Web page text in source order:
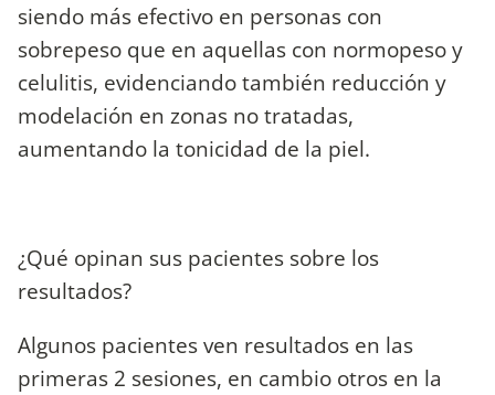
siendo más efectivo en personas con
sobrepeso que en aquellas con normopeso y
celulitis, evidenciando también reducción y
modelación en zonas no tratadas,
aumentando la tonicidad de la piel.
¿Qué opinan sus pacientes sobre los
resultados?
Algunos pacientes ven resultados en las
primeras 2 sesiones, en cambio otros en la